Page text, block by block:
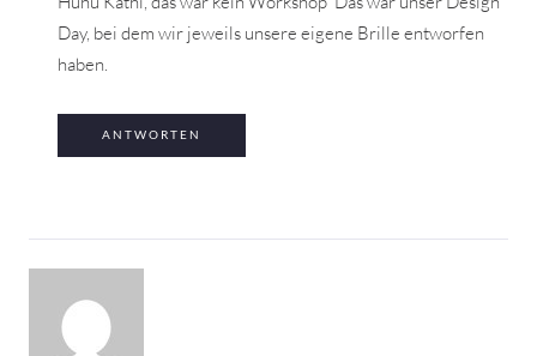
Day, bei dem wir jeweils unsere eigene Brille entworfen
haben.
ANTWORTEN